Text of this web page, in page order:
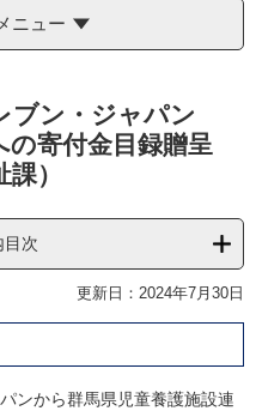
ニュー
ブン・ジャパン
寄付金目録贈呈
）
目次
更新日：2024年7月30日
ンから群馬県児童養護施設連